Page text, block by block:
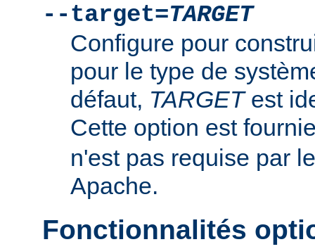
--target=TARGET
Configure pour
pour le type de
défaut, TARGETest
Cette option est
n'est pas requise par
Apache.
Fonctionnalités